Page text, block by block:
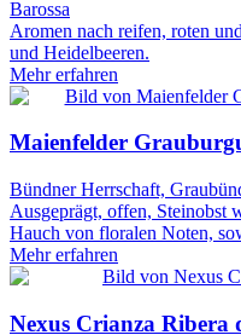
Barossa
Aromen nach reifen, roten
und Heidelbeeren.
Mehr erfahren
Maienfelder
Bündner Herrschaft,
Ausgeprägt, offen, Steinobst
Hauch von floralen Noten,
Mehr erfahren
Nexus Crianza Ribera